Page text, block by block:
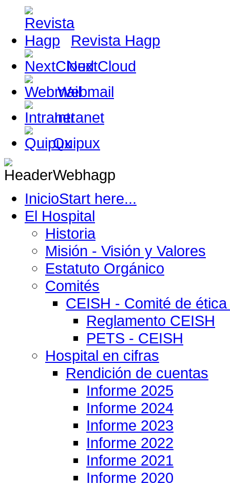
Revista Hagp
NextCloud
Webmail
Intranet
Quipux
InicioStart here...
El Hospital
Historia
Misión - Visión y Valores
Estatuto Orgánico
Comités
CEISH - Comité de
Reglamento CEISH
PETS - CEISH
Hospital en cifras
Rendición de cuentas
Informe 2025
Informe 2024
Informe 2023
Informe 2022
Informe 2021
Informe 2020